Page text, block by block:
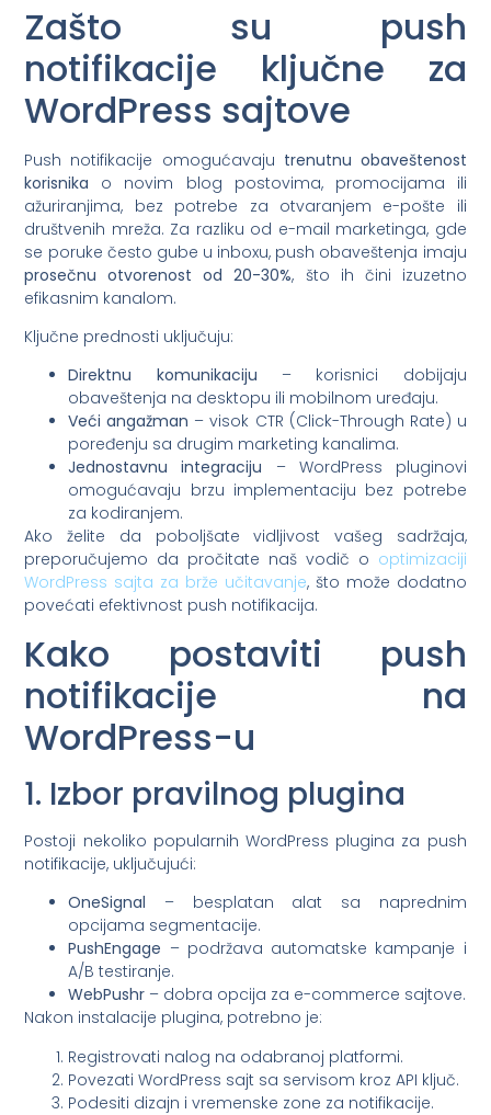
Zašto su push
notifikacije ključne za
WordPress sajtove
Push notifikacije omogućavaju trenutnu obaveštenost
korisnika o novim blog postovima, promocijama ili
ažuriranjima, bez potrebe za otvaranjem e-pošte ili
društvenih mreža. Za razliku od e-mail marketinga, gde
se poruke često gube u inboxu, push obaveštenja imaju
prosečnu otvorenost od 20-30%, što ih čini izuzetno
efikasnim kanalom.
Ključne prednosti uključuju:
Direktnu komunikaciju – korisnici dobijaju
obaveštenja na desktopu ili mobilnom uređaju.
Veći angažman – visok CTR (Click-Through Rate) u
poređenju sa drugim marketing kanalima.
Jednostavnu integraciju – WordPress pluginovi
omogućavaju brzu implementaciju bez potrebe
za kodiranjem.
Ako želite da poboljšate vidljivost vašeg sadržaja,
preporučujemo da pročitate naš vodič o optimizaciji
WordPress sajta za brže učitavanje, što može dodatno
povećati efektivnost push notifikacija.
Kako postaviti push
notifikacije na
WordPress-u
1. Izbor pravilnog plugina
Postoji nekoliko popularnih WordPress plugina za push
notifikacije, uključujući:
OneSignal – besplatan alat sa naprednim
opcijama segmentacije.
PushEngage – podržava automatske kampanje i
A/B testiranje.
WebPushr – dobra opcija za e-commerce sajtove.
Nakon instalacije plugina, potrebno je:
Registrovati nalog na odabranoj platformi.
Povezati WordPress sajt sa servisom kroz API ključ.
Podesiti dizajn i vremenske zone za notifikacije.